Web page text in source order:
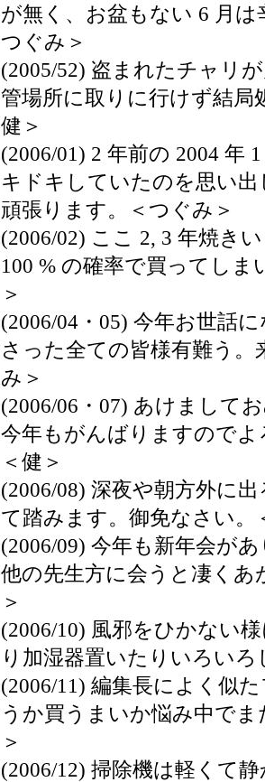
が無く、お盆もない 6 月
つぐみ＞
(2005/52) 盗まれたチャリ
管場所に取りに行けず結
健＞
(2006/01) 2 年前の 2004 年
キドキしていたのを思い
頑張ります。＜つぐみ＞
(2006/02) ここ 2, 3 年焼き
100 % の確率で買ってし
＞
(2006/04・05) 今年お世話
さった全ての皆様有難う
み＞
(2006/06・07) あけまして
今年もがんばりますので
＜健＞
(2006/08) 深夜や朝方外に
て踏みます。御免なさい。
(2006/09) 今年も新年会が
他の先生方に会うと凄く
＞
(2006/10) 風邪をひかない
り加湿器置いたりいろい
(2006/11) 編集長によく似
うか買うまいか悩み中で
＞
(2006/12) 掃除機は軽くて